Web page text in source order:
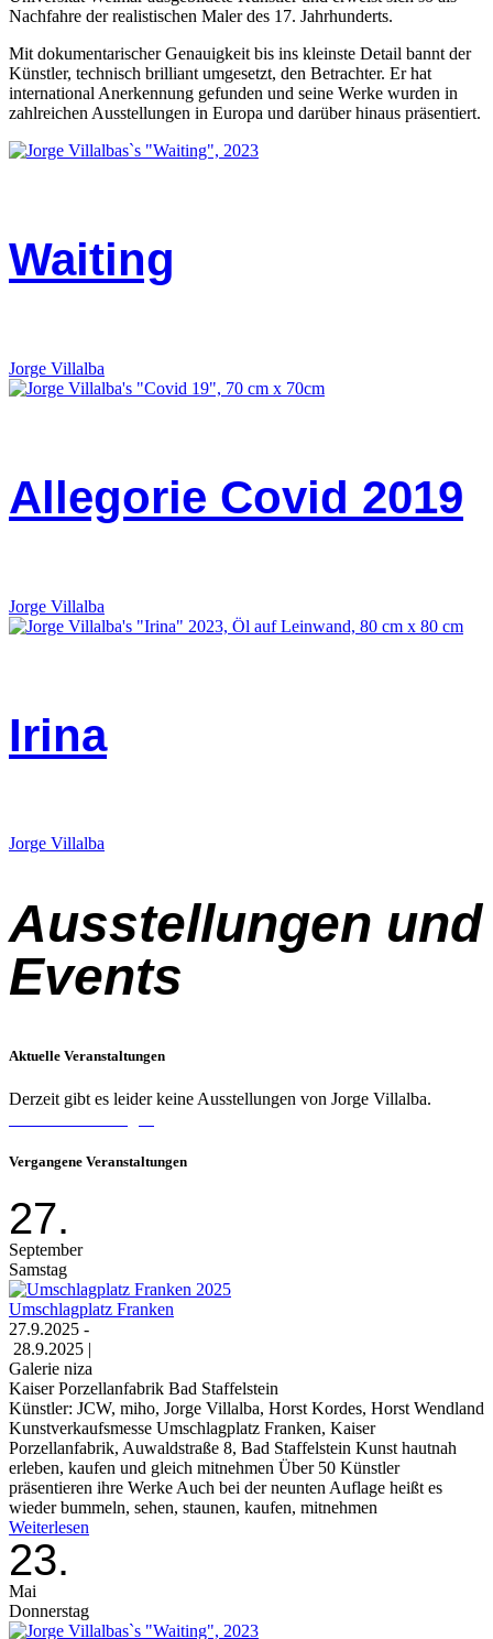
Nachfahre der realistischen Maler des 17. Jahrhunderts.
Mit dokumentarischer Genauigkeit bis ins kleinste Detail bannt der
Künstler, technisch brilliant umgesetzt, den Betrachter. Er hat
international Anerkennung gefunden und seine Werke wurden in
zahlreichen Ausstellungen in Europa und darüber hinaus präsentiert.
Waiting
Jorge Villalba
Allegorie Covid 2019
Jorge Villalba
Irina
Jorge Villalba
Ausstellungen und
Events
Aktuelle Veranstaltungen
Derzeit gibt es leider keine Ausstellungen von Jorge Villalba.
Vergangene Veranstaltungen
27.
September
Samstag
Umschlagplatz Franken
27.9.2025 -
28.9.2025 |
Galerie niza
Kaiser Porzellanfabrik Bad Staffelstein
Künstler: JCW, miho, Jorge Villalba, Horst Kordes, Horst Wendland
Kunstverkaufsmesse Umschlagplatz Franken, Kaiser
Porzellanfabrik, Auwaldstraße 8, Bad Staffelstein Kunst hautnah
erleben, kaufen und gleich mitnehmen Über 50 Künstler
präsentieren ihre Werke Auch bei der neunten Auflage heißt es
wieder bummeln, sehen, staunen, kaufen, mitnehmen
Weiterlesen
23.
Mai
Donnerstag